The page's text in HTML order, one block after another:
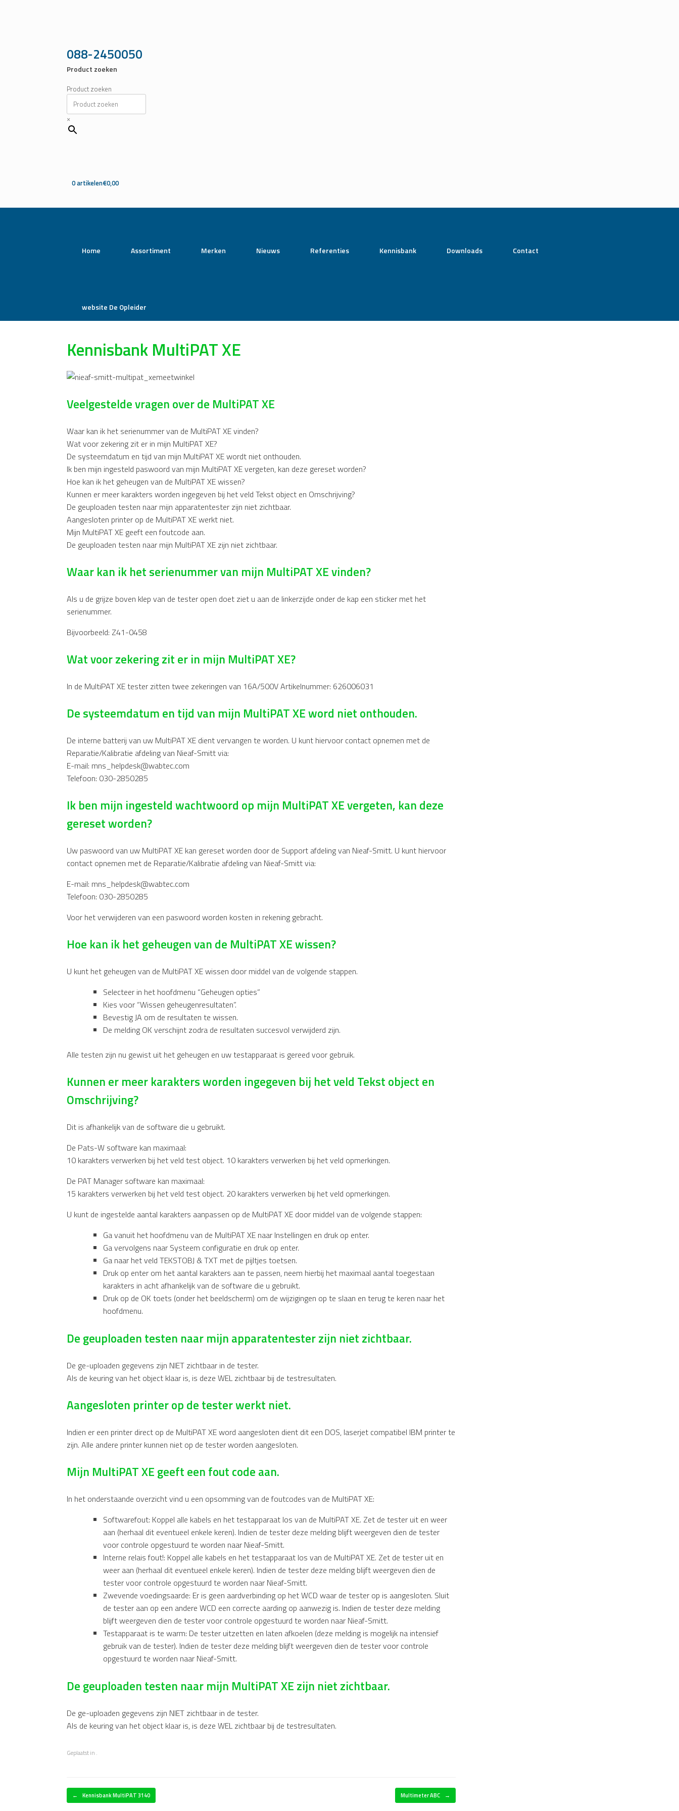
088-2450050
Product zoeken
Product zoeken
×
0 artikelen€0,00
Home Assortiment Merken Nieuws Referenties Kennisbank Downloads Contact
website De Opleider
Kennisbank MultiPAT XE
Veelgestelde vragen over de MultiPAT XE
Waar kan ik het serienummer van de MultiPAT XE vinden?
Wat voor zekering zit er in mijn MultiPAT XE?
De systeemdatum en tijd van mijn MultiPAT XE wordt niet onthouden.
Ik ben mijn ingesteld paswoord van mijn MultiPAT XE vergeten, kan deze gereset worden?
Hoe kan ik het geheugen van de MultiPAT XE wissen?
Kunnen er meer karakters worden ingegeven bij het veld Tekst object en Omschrijving?
De geuploaden testen naar mijn apparatentester zijn niet zichtbaar.
Aangesloten printer op de MultiPAT XE werkt niet.
Mijn MultiPAT XE geeft een foutcode aan.
De geuploaden testen naar mijn MultiPAT XE zijn niet zichtbaar.
Waar kan ik het serienummer van mijn MultiPAT XE vinden?
Als u de grijze boven klep van de tester open doet ziet u aan de linkerzijde onder de kap een sticker met het
serienummer.
Bijvoorbeeld: Z41-0458
Wat voor zekering zit er in mijn MultiPAT XE?
In de MultiPAT XE tester zitten twee zekeringen van 16A/500V Artikelnummer: 626006031
De systeemdatum en tijd van mijn MultiPAT XE word niet onthouden.
De interne batterij van uw MultiPAT XE dient vervangen te worden. U kunt hiervoor contact opnemen met de
Reparatie/Kalibratie afdeling van Nieaf-Smitt via:
E-mail: mns_helpdesk@wabtec.com
Telefoon: 030-2850285
Ik ben mijn ingesteld wachtwoord op mijn MultiPAT XE vergeten, kan deze
gereset worden?
Uw paswoord van uw MultiPAT XE kan gereset worden door de Support afdeling van Nieaf-Smitt. U kunt hiervoor
contact opnemen met de Reparatie/Kalibratie afdeling van Nieaf-Smitt via:
E-mail: mns_helpdesk@wabtec.com
Telefoon: 030-2850285
Voor het verwijderen van een paswoord worden kosten in rekening gebracht.
Hoe kan ik het geheugen van de MultiPAT XE wissen?
U kunt het geheugen van de MultiPAT XE wissen door middel van de volgende stappen.
Selecteer in het hoofdmenu “Geheugen opties”
Kies voor “Wissen geheugenresultaten”.
Bevestig JA om de resultaten te wissen.
De melding OK verschijnt zodra de resultaten succesvol verwijderd zijn.
Alle testen zijn nu gewist uit het geheugen en uw testapparaat is gereed voor gebruik.
Kunnen er meer karakters worden ingegeven bij het veld Tekst object en
Omschrijving?
Dit is afhankelijk van de software die u gebruikt.
De Pats-W software kan maximaal:
10 karakters verwerken bij het veld test object. 10 karakters verwerken bij het veld opmerkingen.
De PAT Manager software kan maximaal:
15 karakters verwerken bij het veld test object. 20 karakters verwerken bij het veld opmerkingen.
U kunt de ingestelde aantal karakters aanpassen op de MultiPAT XE door middel van de volgende stappen:
Ga vanuit het hoofdmenu van de MultiPAT XE naar Instellingen en druk op enter.
Ga vervolgens naar Systeem configuratie en druk op enter.
Ga naar het veld TEKSTOBJ & TXT met de pijltjes toetsen.
Druk op enter om het aantal karakters aan te passen, neem hierbij het maximaal aantal toegestaan
karakters in acht afhankelijk van de software die u gebruikt.
Druk op de OK toets (onder het beeldscherm) om de wijzigingen op te slaan en terug te keren naar het
hoofdmenu.
De geuploaden testen naar mijn apparatentester zijn niet zichtbaar.
De ge-uploaden gegevens zijn NIET zichtbaar in de tester.
Als de keuring van het object klaar is, is deze WEL zichtbaar bij de testresultaten.
Aangesloten printer op de tester werkt niet.
Indien er een printer direct op de MultiPAT XE word aangesloten dient dit een DOS, laserjet compatibel IBM printer te
zijn. Alle andere printer kunnen niet op de tester worden aangesloten.
Mijn MultiPAT XE geeft een fout code aan.
In het onderstaande overzicht vind u een opsomming van de foutcodes van de MultiPAT XE:
Softwarefout: Koppel alle kabels en het testapparaat los van de MultiPAT XE. Zet de tester uit en weer
aan (herhaal dit eventueel enkele keren). Indien de tester deze melding blijft weergeven dien de tester
voor controle opgestuurd te worden naar Nieaf-Smitt.
Interne relais fout!: Koppel alle kabels en het testapparaat los van de MultiPAT XE. Zet de tester uit en
weer aan (herhaal dit eventueel enkele keren). Indien de tester deze melding blijft weergeven dien de
tester voor controle opgestuurd te worden naar Nieaf-Smitt.
Zwevende voedingsaarde: Er is geen aardverbinding op het WCD waar de tester op is aangesloten. Sluit
de tester aan op een andere WCD een correcte aarding op aanwezig is. Indien de tester deze melding
blijft weergeven dien de tester voor controle opgestuurd te worden naar Nieaf-Smitt.
Testapparaat is te warm: De tester uitzetten en laten afkoelen (deze melding is mogelijk na intensief
gebruik van de tester). Indien de tester deze melding blijft weergeven dien de tester voor controle
opgestuurd te worden naar Nieaf-Smitt.
De geuploaden testen naar mijn MultiPAT XE zijn niet zichtbaar.
De ge-uploaden gegevens zijn NIET zichtbaar in de tester.
Als de keuring van het object klaar is, is deze WEL zichtbaar bij de testresultaten.
Geplaatst in .
Bericht navigatie
← Kennisbank MultiPAT 3140 Multimeter ABC →